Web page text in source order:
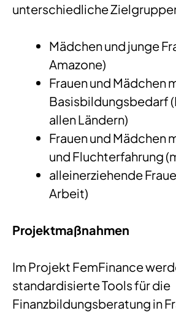
unterschiedliche
Mädchen und junge
Amazone)
Frauen und Mädchen
Basisbildungsbedarf
allen Ländern)
Frauen und Mädchen
und Fluchterfahrung
alleinerziehende
Arbeit)
Projektmaßnahmen
Im Projekt FemFinance
standardisierte Tools für die
Finanzbildungsberatung in